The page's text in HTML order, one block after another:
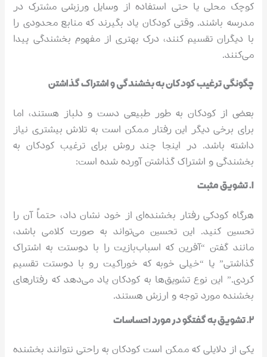
کوچک محلی یا حتی استفاده از وسایل ورزشی مشترک در
مدرسه باشند. وقتی کودکان یاد بگیرند که منابع محدودی را
با دیگران تقسیم کنند، درک بهتری از مفهوم بخشندگی پیدا
می‌کنند.
چگونگی ترغیب کودکان به بخشندگی و اشتراک گذاشتن
بعضی از کودکان به طور طبیعی دست و دلباز هستند، اما
برای برخی دیگر این رفتار ممکن است به تلاش بیشتری نیاز
داشته باشد. در اینجا چند روش برای ترغیب کودکان به
بخشندگی و اشتراک گذاشتن آورده شده است:
۱. تشویق مثبت
هرگاه کودکی رفتار بخشنده‌ای از خود نشان داد، حتماً آن را
تحسین کنید. این تحسین می‌تواند به صورت کلامی باشد،
مانند گفتن “آفرین که اسباب‌بازیت را با دوستت به اشتراک
گذاشتی” یا “خیلی خوبه که خوراکیت رو با دوستت تقسیم
کردی.” این نوع تشویق‌ها به کودکان یاد می‌دهد که رفتارهای
بخشنده مورد توجه و ارزش هستند.
۲. تشویق به گفتگو در مورد احساسات
یکی از دلایلی که ممکن است کودکان به راحتی نتوانند بخشنده